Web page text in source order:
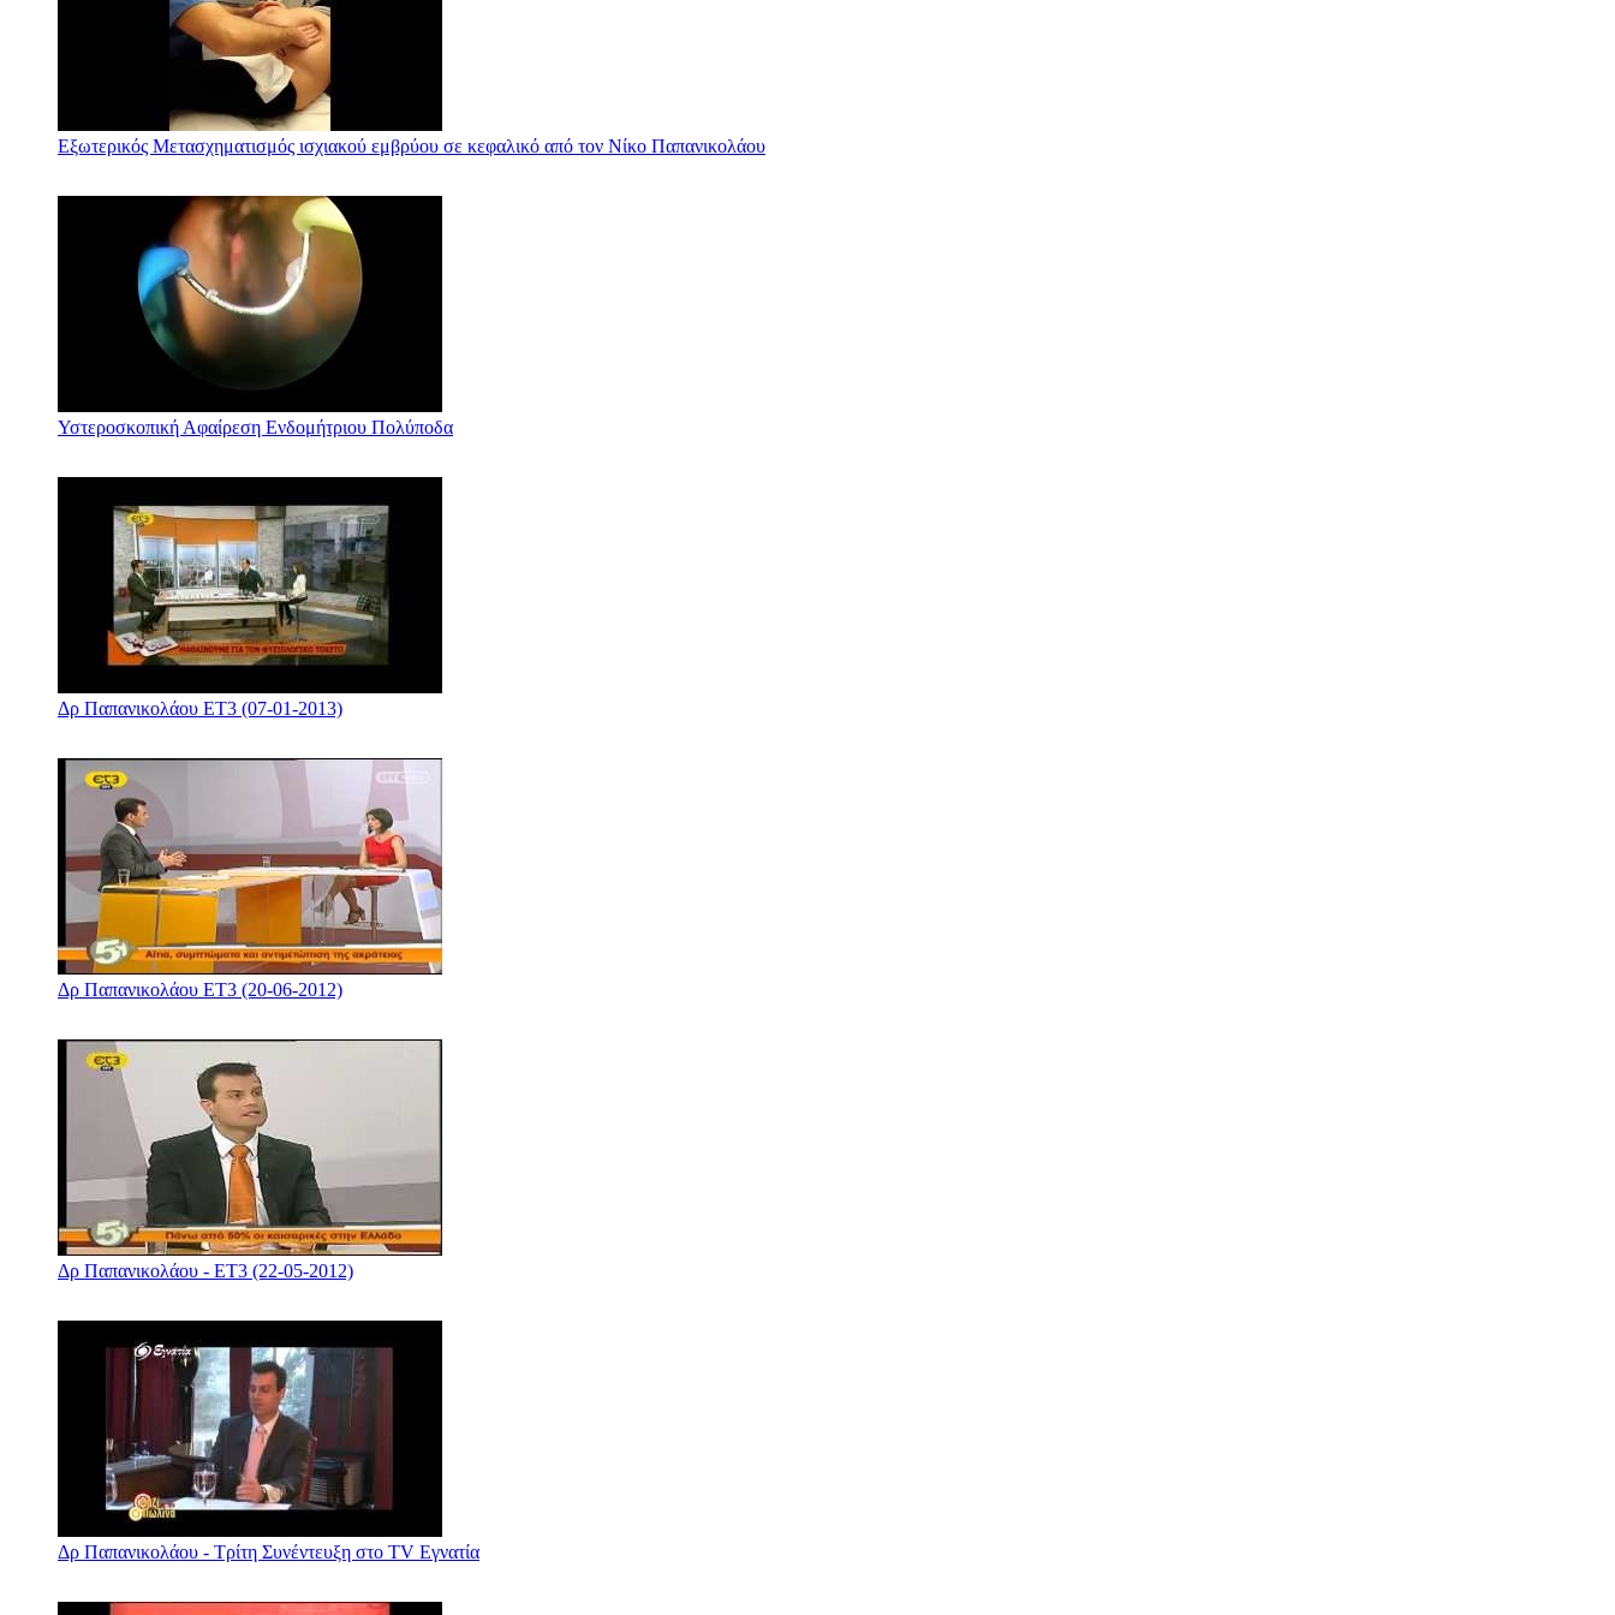
Εξωτερικός Μετασχηματισμός ισχιακού εμβρύου σε κεφαλικό από τον Νίκο Παπανικολάου
Υστεροσκοπική Αφαίρεση Ενδομήτριου Πολύποδα
Δρ Παπανικολάου ΕΤ3 (07-01-2013)
Δρ Παπανικολάου ΕΤ3 (20-06-2012)
Δρ Παπανικολάου - ΕΤ3 (22-05-2012)
Δρ Παπανικολάου - Τρίτη Συνέντευξη στο TV Εγνατία